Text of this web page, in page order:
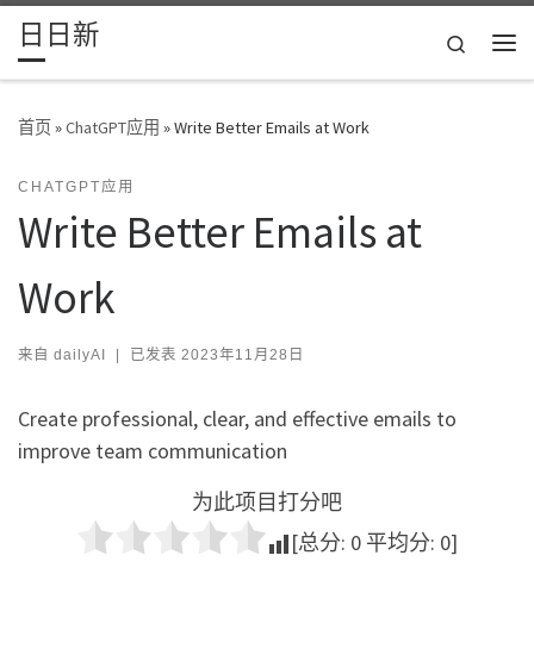
Skip to content
日日新
Search
首页»ChatGPT应用 »Write Better Emails at Work
CHATGPT应用
Write Better Emails at
Work
来自 dailyAI | 已发表 2023年11月28日
Create professional, clear, and effective emails to
improve team communication
为此项目打分吧
[总分: 0 平均分: 0]